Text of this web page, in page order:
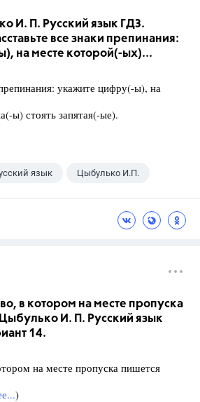
И. П. Русский язык ГДЗ.
все знаки препинания:
на месте которой(-ых)...
укажите цифру(-ы), на
ы) стоять запятая(-ые).
язык Цыбулько И.П.
в котором на месте пропуска
И. П. Русский язык
14.
на месте пропуска пишется
)